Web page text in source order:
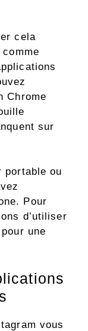
cela
Chrome
sur
portable ou
Pour
d’utiliser
une
vous